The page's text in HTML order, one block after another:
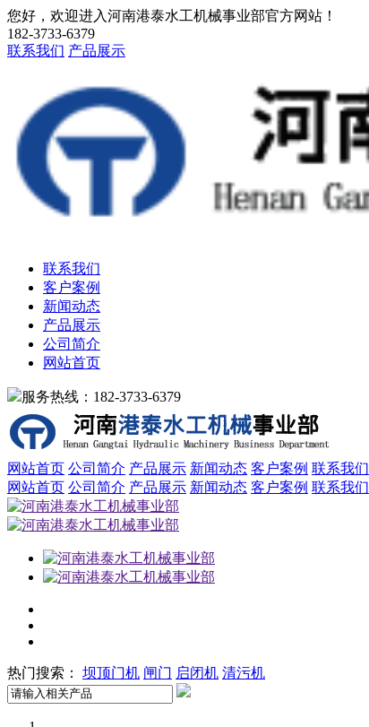
您好，欢迎进入河南港泰水工机械事业部官方网站！
182-3733-6379
联系我们 产品展示
联系我们
客户案例
新闻动态
产品展示
公司简介
网站首页
服务热线：182-3733-6379
网站首页 公司简介 产品展示 新闻动态 客户案例 联系我们
网站首页 公司简介 产品展示 新闻动态 客户案例 联系我们
热门搜索： 坝顶门机 闸门 启闭机 清污机